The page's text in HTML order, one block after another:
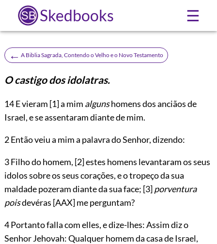
Skedbooks ☰
← A Biblia Sagrada, Contendo o Velho e o Novo Testamento
O castigo dos idolatras.
14E vieram [1]a mim algunshomens dos anciãos de
Israel, e se assentaram diante de mim.
2 Então veiu a mim a palavra do Senhor, dizendo:
3 Filho do homem, [2]estes homens levantaram os seus
idolos sobre os seuscorações, e o tropeço da sua
maldade pozeram diante da sua face; [3]porventura
poisdevéras [AAX]me perguntam?
4 Portanto falla com elles, e dize-lhes: Assim diz o
SenhorJehovah: Qualquer homem da casa de Israel,